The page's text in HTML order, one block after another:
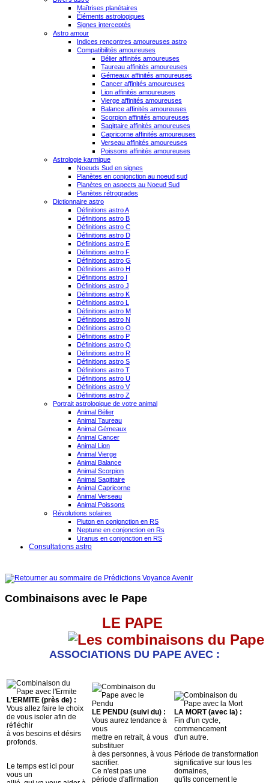
Maîtrises planétaires
Éléments astrologiques
Signes interceptés
Astro amour
Indices rencontres amoureuses astro
Compatibilités amoureuses
Bélier affinités amoureuses
Taureau affinités amoureuses
Gémeaux affinités amoureuses
Cancer affinités amoureuses
Lion affinités amoureuses
Vierge affinités amoureuses
Balance affinités amoureuses
Scorpion affinités amoureuses
Sagittaire affinités amoureuses
Capricorne affinités amoureuses
Verseau affinités amoureuses
Poissons affinités amoureuses
Astrologie karmique
Noeuds Sud en signes
Planètes en conjonction au noeud sud
Planètes en aspects au Noeud Sud
Planètes rétrogrades
Dictionnaire astro
Définitions astro A
Définitions astro B
Définitions astro C
Définitions astro D
Définitions astro E
Définitions astro F
Définitions astro G
Définitions astro H
Définitions astro I
Définitions astro J
Définitions astro K
Définitions astro L
Définitions astro M
Définitions astro N
Définitions astro O
Définitions astro P
Définitions astro Q
Définitions astro R
Définitions astro S
Définitions astro T
Définitions astro U
Définitions astro V
Définitions astro Z
Portrait astrologique de votre animal
Animal Bélier
Animal Taureau
Animal Gémeaux
Animal Cancer
Animal Lion
Animal Vierge
Animal Balance
Animal Scorpion
Animal Sagittaire
Animal Capricorne
Animal Verseau
Animal Poissons
Révolutions solaires
Pluton en conjonction en RS
Neptune en conjonction en Rs
Uranus en conjonction en RS
Consultations astro
Combinaisons avec le Pape
LE PAPE
ASSOCIATIONS DU PAPE AVEC :
L'ERMITE (près de) :
Vous allez faire le choix
de vous isoler afin de
réfléchir
à vos besoins et désirs
profonds.
Le temps est ici pour
vous un
LE PENDU (suivi du) :
Vous aurez tendance à
vous
mettre en retrait, à vous
substituer
à des personnes, à vous
sacrifier.
Ce n'est pas une
période d'affirmation
LA MORT (avec la) :
Fin d'un cycle,
commencement
d'un autre.
Période de transformation
significative sur tous les
domaines,
qu'ils concernent le